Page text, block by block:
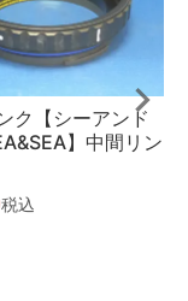
ク【シーアンド
】中間リン
税込